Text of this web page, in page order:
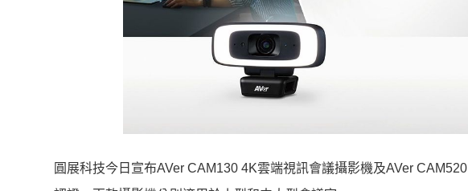
圓展科技今日宣布AVer CAM130 4K雲端視訊會議攝影機及AVer